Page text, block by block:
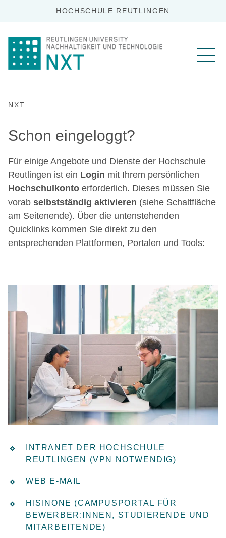
HOCHSCHULE REUTLINGEN
NXT
Schon eingeloggt?
Für einige Angebote und Dienste der Hochschule
Reutlingen ist ein Login mit Ihrem persönlichen
Hochschulkonto erforderlich. Dieses müssen Sie
vorab selbstständig aktivieren (siehe Schaltfläche
am Seitenende). Über die untenstehenden
Quicklinks kommen Sie direkt zu den
entsprechenden Plattformen, Portalen und Tools:
INTRANET DER HOCHSCHULE
REUTLINGEN (VPN NOTWENDIG)
WEB E-MAIL
HISINONE (CAMPUSPORTAL FÜR
BEWERBER:INNEN, STUDIERENDE UND
MITARBEITENDE)